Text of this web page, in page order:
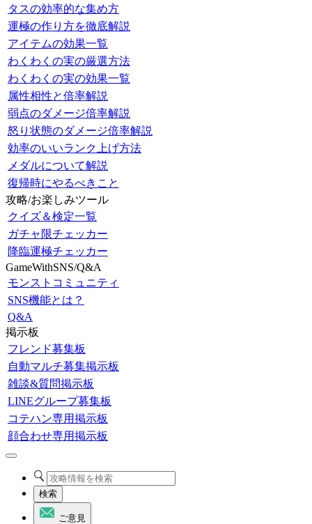
タスの効率的な集め方
運極の作り方を徹底解説
アイテムの効果一覧
わくわくの実の厳選方法
わくわくの実の効果一覧
属性相性と倍率解説
弱点のダメージ倍率解説
怒り状態のダメージ倍率解説
効率のいいランク上げ方法
メダルについて解説
復帰時にやるべきこと
攻略/お楽しみツール
クイズ＆検定一覧
ガチャ限チェッカー
降臨運極チェッカー
GameWithSNS/Q&A
モンストコミュニティ
SNS機能とは？
Q&A
掲示板
フレンド募集板
自動マルチ募集掲示板
雑談&質問掲示板
LINEグループ募集板
コテハン専用掲示板
顔合わせ専用掲示板
検索
ご意見